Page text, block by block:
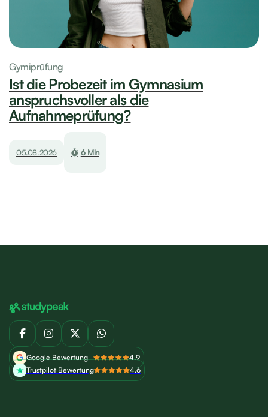
Gymiprüfung
Ist die Probezeit im Gymnasium
anspruchsvoller als die
Aufnahmeprüfung?
05.08.2026 6 Min
Google Bewertung
4.9
Trustpilot Bewertung
4.6